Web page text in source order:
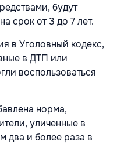
будут
срок от 3 до 7 лет.
в Уголовный кодекс,
в ДТП или
воспользоваться
норма,
уличенные в
два и более раза в